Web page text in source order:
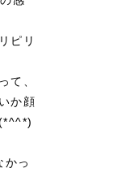
ピリ
て、
か顔
っ